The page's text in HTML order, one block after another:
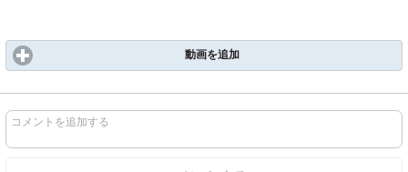
動画を追加
コメントを追加する